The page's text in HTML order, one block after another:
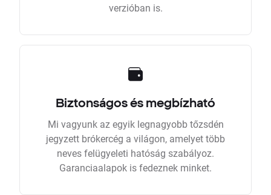
verzióban is.
Biztonságos és megbízható
Mi vagyunk az egyik legnagyobb tőzsdén
jegyzett brókercég a világon, amelyet több
neves felügyeleti hatóság szabályoz.
Garanciaalapok is fedeznek minket.